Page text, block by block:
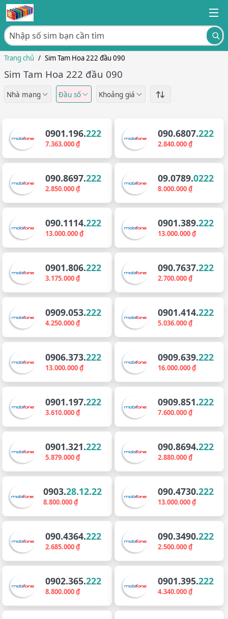
Trang chủ / Sim Tam Hoa 222 đầu 090
Sim Tam Hoa 222 đầu 090
Nhà mạng Đầu số Khoảng giá
0901.196.222
7.363.000 ₫
090.6807.222
2.840.000 ₫
090.8697.222
2.850.000 ₫
09.0789.0222
8.000.000 ₫
090.1114.222
13.000.000 ₫
0901.389.222
13.000.000 ₫
0901.806.222
3.175.000 ₫
090.7637.222
2.700.000 ₫
0909.053.222
4.250.000 ₫
0901.414.222
5.036.000 ₫
0906.373.222
13.000.000 ₫
0909.639.222
16.000.000 ₫
0901.197.222
3.610.000 ₫
0909.851.222
7.600.000 ₫
0901.321.222
5.879.000 ₫
090.8694.222
2.880.000 ₫
0903.28.12.22
8.800.000 ₫
090.4730.222
13.000.000 ₫
090.4364.222
2.685.000 ₫
090.3490.222
2.500.000 ₫
0902.365.222
8.800.000 ₫
0901.395.222
4.340.000 ₫